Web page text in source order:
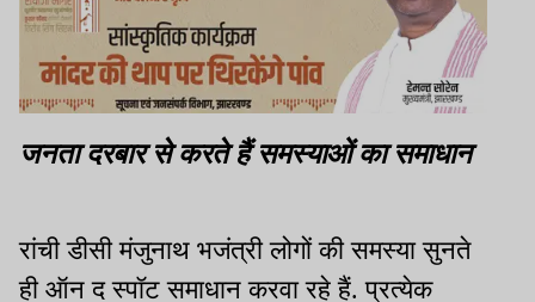
जनता दरबार से करते हैं समस्याओं का समाधान
रांची डीसी मंजुनाथ भजंत्री लोगों की समस्या सुनते
ही ऑन द स्पॉट समाधान करवा रहे हैं. प्रत्येक